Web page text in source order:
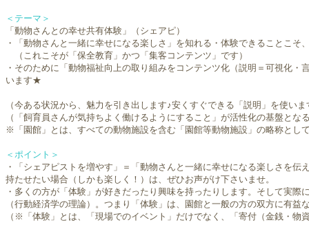
＜テーマ＞
「動物さんとの幸せ共有体験」（シェアピ）
・「動物さんと一緒に幸せになる楽しさ」を知れる・体験できることこ
（これこそが「保全教育」かつ「集客コンテンツ」です）
・そのために「動物福祉向上の取り組みをコンテンツ化（説明＝可視化
います★
（今ある状況から、魅力を引き出します♪安くすぐできる「説明」を使い
（「飼育員さんが気持ちよく働けるようにすること」が活性化の基盤と
※「園館」とは、すべての動物施設を含む「園館等動物施設」の略称とし
＜ポイント＞
・「シェアピストを増やす」＝「動物さんと一緒に幸せになる楽しさを
持たせたい場合（しかも楽しく！）は、ぜひお声がけ下さいませ。
・多くの方が「体験」が好きだったり興味を持ったりします。そして実
（行動経済学の理論）。つまり「体験」は、園館と一般の方の双方に有益
（※「体験」とは、「現場でのイベント」だけでなく、「寄付（金銭・